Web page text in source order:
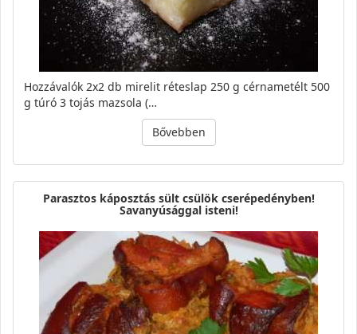
Hozzávalók 2x2 db mirelit réteslap 250 g cérnametélt 500
g túró 3 tojás mazsola (…
Bővebben
Parasztos káposztás sült csülök cserépedényben!
Savanyúsággal isteni!